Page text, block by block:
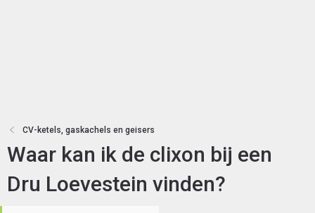
CV-ketels, gaskachels en geisers
Waar kan ik de clixon bij een
Dru Loevestein vinden?